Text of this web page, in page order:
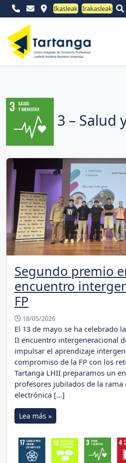
Ikasleak Irakasleak
3 – Salud
Segundo premio
encuentro
FP
18/05/2026
El 13 de mayo se ha celebrado
II encuentro intergeneracional
impulsar el aprendizaje
compromiso de la FP con los
Tartanga LHII preparamos un
profesores jubilados de la rama
electrónica […]
Lea más »